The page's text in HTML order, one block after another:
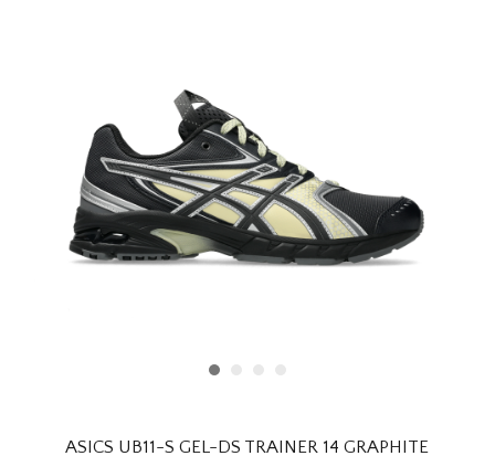
MARQUES
THE EDIT
ASICS UB11-S GEL-DS TRAINER 14 GRAPHITE